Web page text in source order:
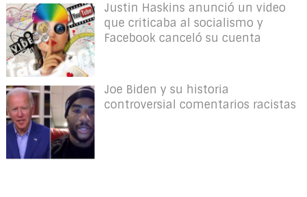
Justin Haskins anunció un video
que criticaba al socialismo y
Facebook canceló su cuenta
Joe Biden y su historia
controversial comentarios racistas